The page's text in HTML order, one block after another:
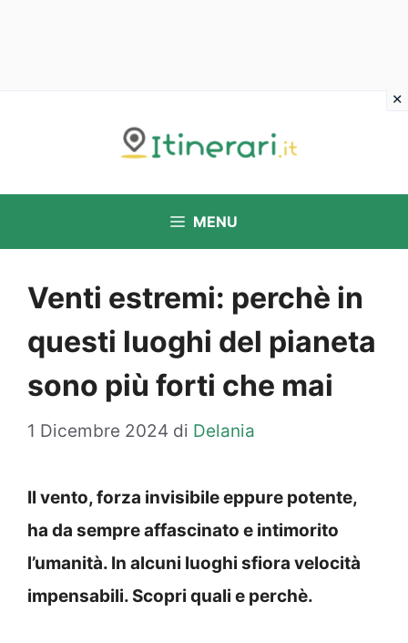
MENU
Venti estremi: perchè in
questi luoghi del pianeta
sono più forti che mai
1 Dicembre 2024 di Delania
Il vento, forza invisibile eppure potente,
ha da sempre affascinato e intimorito
l’umanità. In alcuni luoghi sfiora velocità
impensabili. Scopri quali e perchè.